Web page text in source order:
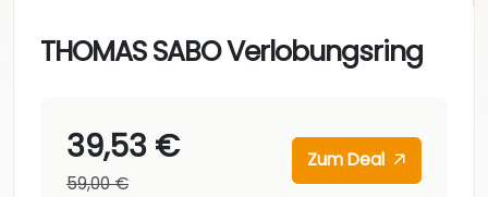
THOMAS SABO Verlobungsring
39,53 €
59,00 €
Zum Deal